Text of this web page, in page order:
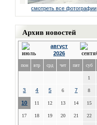
смотреть все фотографии
Архив новостей
август
2026
пон втр срд чет пят суб
1
3 4 5 6 7 8
10 11 12 13 14 15
17 18 19 20 21 22